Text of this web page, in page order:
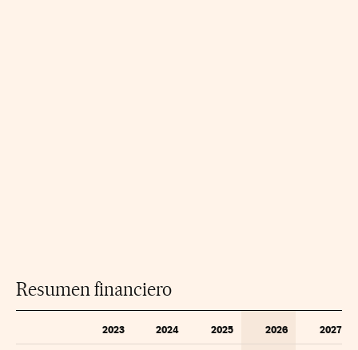
Resumen financiero
2023 2024 2025 2026 2027